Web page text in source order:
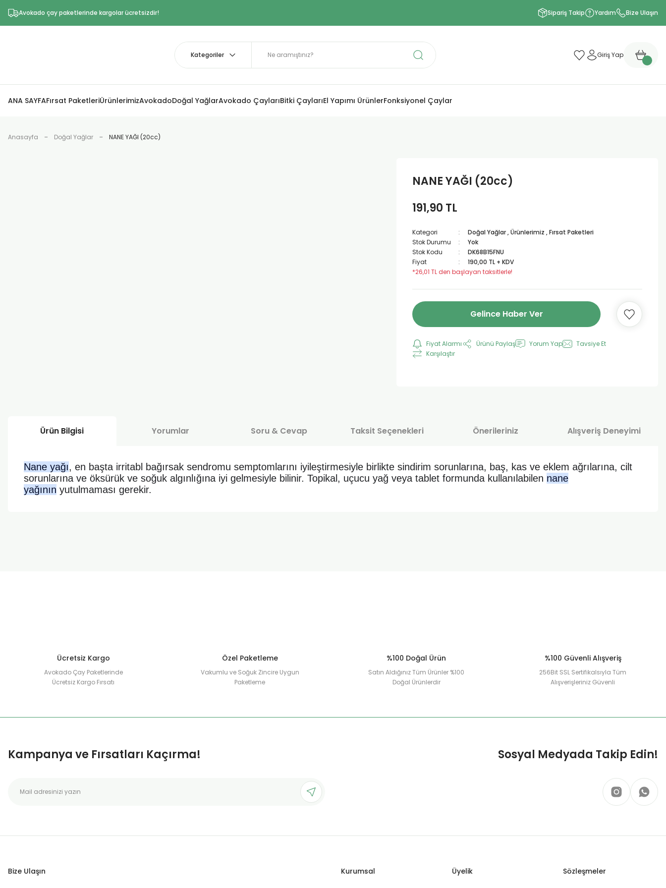
Avokado çay paketlerinde kargolar ücretsizdir! Sipariş Takip Yardım Bize Ulaşın
Giriş Yap
ANA SAYFAFırsat PaketleriÜrünlerimizAvokadoDoğal YağlarAvokado ÇaylarıBitki ÇaylarıEl Yapımı ÜrünlerFonksiyonel Çaylar
Anasayfa Doğal Yağlar NANE YAĞI (20cc)
NANE YAĞI (20cc)
191,90 TL
Kategori Doğal Yağlar,Ürünlerimiz ,Fırsat Paketleri
Stok Durumu
Yok
Stok Kodu
DK68B15FNU
Fiyat
190,00 TL + KDV
*26,01 TL den başlayan taksitlerle!
Gelince Haber Ver
Fiyat Alarmı Ürünü Paylaş Yorum Yap
Tavsiye Et
Karşılaştır
Ürün Bilgisi Yorumlar Soru & Cevap Taksit Seçenekleri Önerileriniz Alışveriş Deneyimi
Nane yağı, en başta irritabl bağırsak sendromu semptomlarını iyileştirmesiyle birlikte sindirim sorunlarına, baş, kas ve eklem ağrılarına, cilt
sorunlarına ve öksürük ve soğuk algınlığına iyi gelmesiyle bilinir. Topikal, uçucu yağ veya tablet formunda kullanılabilen nane
yağının yutulmaması gerekir.
Ücretsiz Kargo
Avokado Çay Paketlerinde
Ücretsiz Kargo Fırsatı
Özel Paketleme
Vakumlu ve Soğuk Zincire Uygun
Paketleme
%100 Doğal Ürün
Satın Aldığınız Tüm Ürünler %100
Doğal Ürünlerdir
%100 Güvenli Alışveriş
256Bit SSL Sertifikalsıyla Tüm
Alışverişleriniz Güvenli
Kampanya ve Fırsatları Kaçırma! Sosyal Medyada Takip Edin!
Bize Ulaşın Kurumsal Üyelik Sözleşmeler